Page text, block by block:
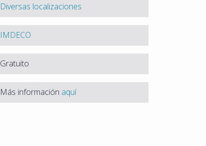
Diversas localizaciones
IMDECO
Gratuito
Más información aquí